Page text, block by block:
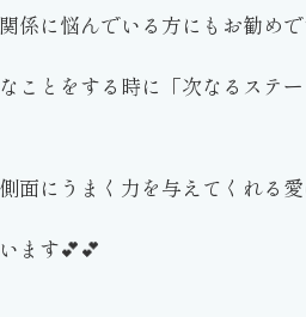
係に悩んでいる方にもお勧めで
ことをする時に「次なるステ
にうまく力を与えてくれる
ます💕💕